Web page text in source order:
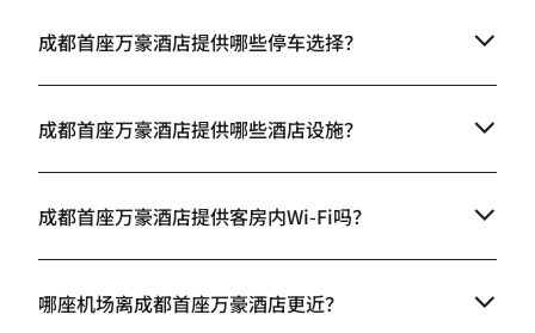
成都首座万豪酒店提供哪些停车选择？
成都首座万豪酒店提供哪些酒店设施？
成都首座万豪酒店提供客房内Wi-Fi吗？
哪座机场离成都首座万豪酒店更近？